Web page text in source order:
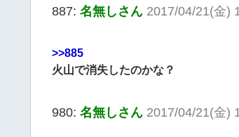
887: 名無しさん 2017/04/21(金)
>>885
火山で消失したのかな？
980: 名無しさん 2017/04/21(金)